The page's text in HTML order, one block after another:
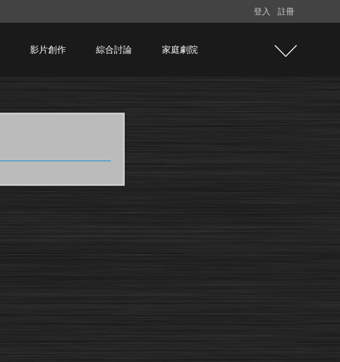
登入 註冊
影片創作 綜合討論 家庭劇院